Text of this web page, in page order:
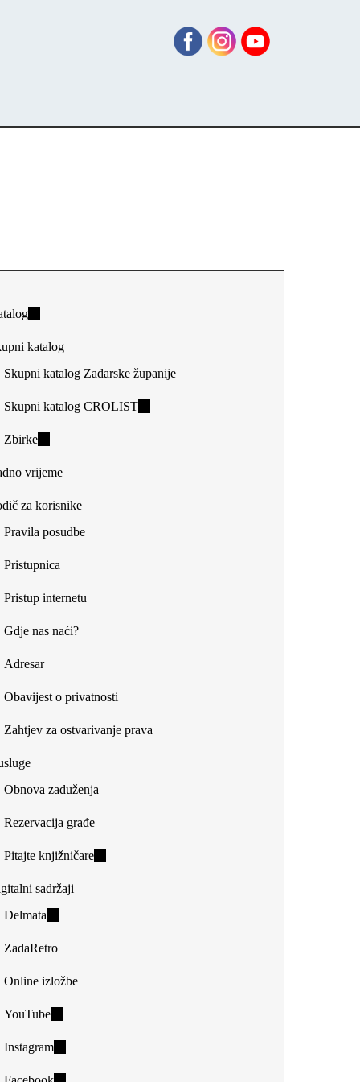
(link
external)
katalog
Skupni katalog Zadarske županije
Skupni katalog CROLIST(link
Zbirke(link
external)
vrijeme
za korisnike
Pravila posudbe
Pristupnica
Pristup internetu
Gdje nas naći?
Adresar
Obavijest o privatnosti
Zahtjev za ostvarivanje prava
Obnova zaduženja
Rezervacija građe
Pitajte knjižničare(link
sadržaji
Delmata
external)
ZadaRetro
Online izložbe
YouTube(link
external)
Instagram(link